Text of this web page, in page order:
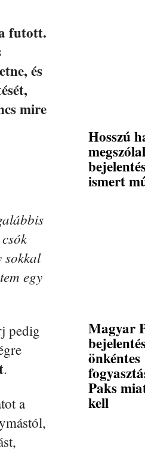
futott.
és
mire
sokkal
egy
pedig
.
a
Hosszú
ismert
Magyar
önkéntes
Paks
kell